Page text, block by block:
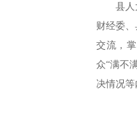
县人
财经委
交流，
众“满不
决情况